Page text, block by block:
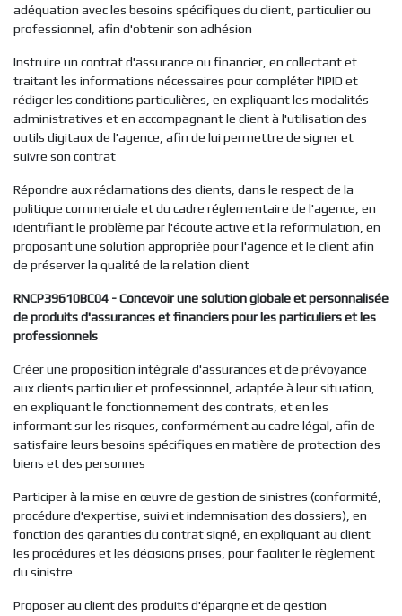
adéquation avec les besoins spécifiques du client, particulier ou
professionnel, afin d'obtenir son adhésion
Instruire un contrat d'assurance ou financier, en collectant et
traitant les informations nécessaires pour compléter l'IPID et
rédiger les conditions particulières, en expliquant les modalités
administratives et en accompagnant le client à l'utilisation des
outils digitaux de l'agence, afin de lui permettre de signer et
suivre son contrat
Répondre aux réclamations des clients, dans le respect de la
politique commerciale et du cadre réglementaire de l'agence, en
identifiant le problème par l'écoute active et la reformulation, en
proposant une solution appropriée pour l'agence et le client afin
de préserver la qualité de la relation client
RNCP39610BC04 - Concevoir une solution globale et personnalisée
de produits d'assurances et financiers pour les particuliers et les
professionnels
Créer une proposition intégrale d'assurances et de prévoyance
aux clients particulier et professionnel, adaptée à leur situation,
en expliquant le fonctionnement des contrats, et en les
informant sur les risques, conformément au cadre légal, afin de
satisfaire leurs besoins spécifiques en matière de protection des
biens et des personnes
Participer à la mise en œuvre de gestion de sinistres (conformité,
procédure d'expertise, suivi et indemnisation des dossiers), en
fonction des garanties du contrat signé, en expliquant au client
les procédures et les décisions prises, pour faciliter le règlement
du sinistre
Proposer au client des produits d'épargne et de gestion